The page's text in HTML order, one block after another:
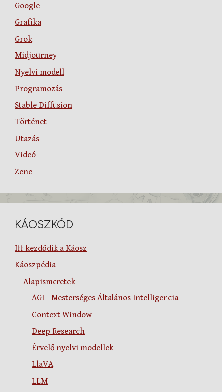
Google
Grafika
Grok
Midjourney
Nyelvi modell
Programozás
Stable Diffusion
Történet
Utazás
Videó
Zene
KÁOSZKÓD
Itt kezdődik a Káosz
Káoszpédia
Alapismeretek
AGI - Mesterséges Általános Intelligencia
Context Window
Deep Research
Érvelő nyelvi modellek
LlaVA
LLM